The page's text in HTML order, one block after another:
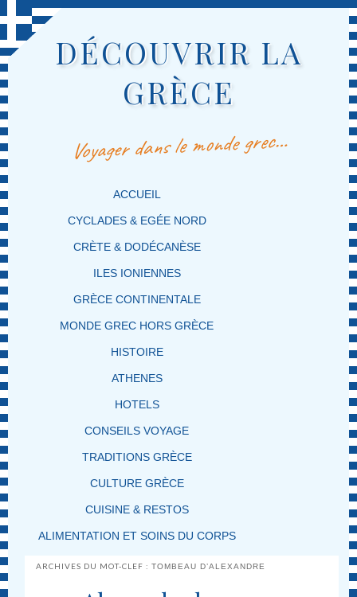
DÉCOUVRIR LA
GRÈCE
Voyager dans le monde grec…
MENU PRINCIPAL
MASQUER LA NAVIGATION PRINCIPALE
MASQUER LA NAVIGATION SECONDAIRE
ACCUEIL
CYCLADES & EGÉE NORD
CRÈTE & DODÉCANÈSE
ILES IONIENNES
GRÈCE CONTINENTALE
MONDE GREC HORS GRÈCE
HISTOIRE
ATHENES
HOTELS
CONSEILS VOYAGE
TRADITIONS GRÈCE
CULTURE GRÈCE
CUISINE & RESTOS
ALIMENTATION ET SOINS DU CORPS
ARCHIVES DU MOT-CLEF :TOMBEAU D’ALEXANDRE